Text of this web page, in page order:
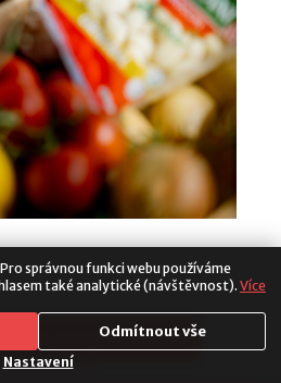
2026. All Rights Reserved
soukromí
Pro správnou funkci webu používáme
také analytické (návštěvnost). Více
Odmítnout vše
Nastavení